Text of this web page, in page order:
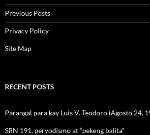
Previous Posts
Privacy Policy
Site Map
RECENT POSTS
Parangal para kay Luis V. Teodoro (Agosto 24,
SRN 191, peryodismo at “pekeng balita”